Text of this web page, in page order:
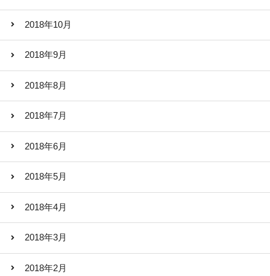
2018年10月
2018年9月
2018年8月
2018年7月
2018年6月
2018年5月
2018年4月
2018年3月
2018年2月